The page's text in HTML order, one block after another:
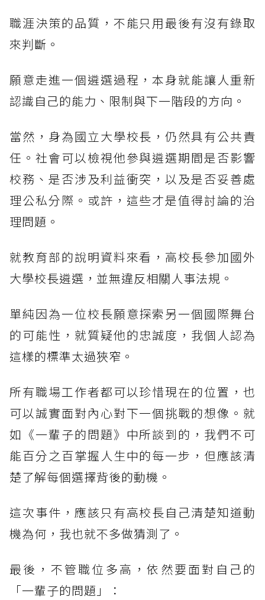
職涯決策的品質，不能只用最後有沒有錄取
來判斷。
願意走進一個遴選過程，本身就能讓人重新
認識自己的能力、限制與下一階段的方向。
當然，身為國立大學校長，仍然具有公共責
任。社會可以檢視他參與遴選期間是否影響
校務、是否涉及利益衝突，以及是否妥善處
理公私分際。或許，這些才是值得討論的治
理問題。
就教育部的說明資料來看，高校長參加國外
大學校長遴選，並無違反相關人事法規。
單純因為一位校長願意探索另一個國際舞台
的可能性，就質疑他的忠誠度，我個人認為
這樣的標準太過狹窄。
所有職場工作者都可以珍惜現在的位置，也
可以誠實面對內心對下一個挑戰的想像。就
如《一輩子的問題》中所談到的，我們不可
能百分之百掌握人生中的每一步，但應該清
楚了解每個選擇背後的動機。
這次事件，應該只有高校長自己清楚知道動
機為何，我也就不多做猜測了。
最後，不管職位多高，依然要面對自己的
「一輩子的問題」：